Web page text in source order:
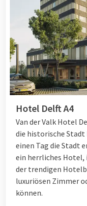
Hotel Delft A4
Van der Valk Hotel
die historische Stadt
einen Tag die Stadt
ein herrliches Hotel,
der trendigen
luxuriösen Zimmer
können.